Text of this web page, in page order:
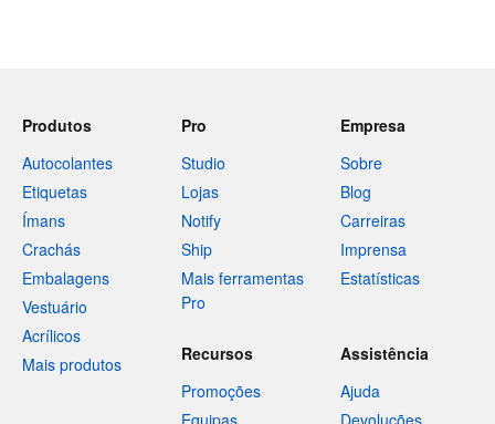
Produtos
Autocolantes
Etiquetas
Ímans
Crachás
Embalagens
Vestuário
Acrílicos
Mais produtos
Pro
Studio
Lojas
Notify
Ship
Mais ferramentas
Pro
Empresa
Sobre
Blog
Carreiras
Imprensa
Estatísticas
Recursos
Promoções
Equipas
Assistência
Ajuda
Devoluções